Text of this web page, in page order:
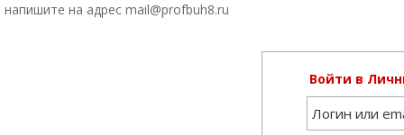
напишите на адрес mail@profbuh8.ru
Войти в